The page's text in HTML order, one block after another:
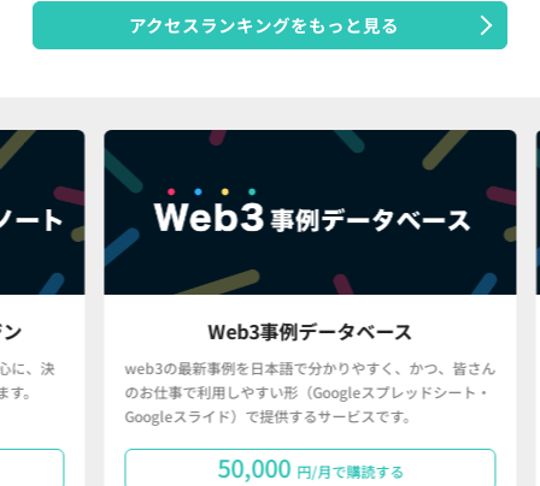
アクセスランキングをもっと見る
Web3事例データベース
web3の最新事例を日本語で分かりやすく、かつ、皆さん
のお仕事で利用しやすい形（Googleスプレッドシート・
Googleスライド）で提供するサービスです。
50,000 円/月で購読する